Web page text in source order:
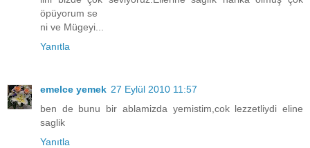
öpüyorum se
ni ve Mügeyi...
Yanıtla
emelce yemek 27 Eylül 2010 11:57
ben de bunu bir ablamizda yemistim,cok lezzetliydi eline
saglik
Yanıtla